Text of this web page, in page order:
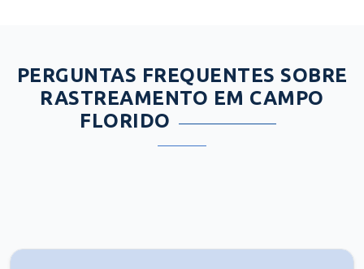
PERGUNTAS FREQUENTES SOBRE
RASTREAMENTO EM CAMPO
FLORIDO